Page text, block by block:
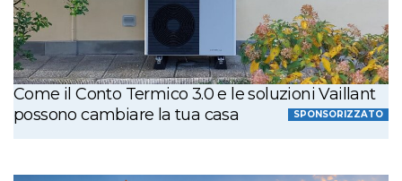
Come il Conto Termico 3.0 e le soluzioni Vaillant
possono cambiare la tua casa
SPONSORIZZATO